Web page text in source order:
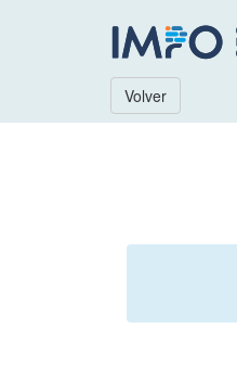
Volver